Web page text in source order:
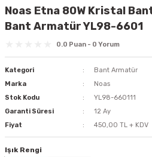
Noas Etna 80W Kristal
Bant Armatür YL98-6601
0.0 Puan - 0 Yorum
Kategori
Bant Armatür
Marka
Noas
Stok Kodu
YL98-660111
Garanti Süresi
12 Ay
Fiyat
450,00 TL + KDV
Işık Rengi